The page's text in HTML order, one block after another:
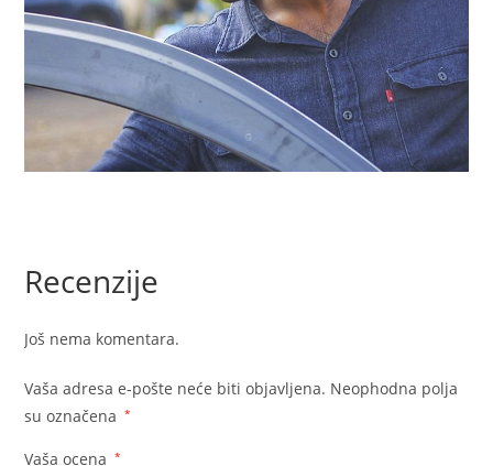
Recenzije
Još nema komentara.
Vaša adresa e-pošte neće biti objavljena. Neophodna polja
su označena
*
Vaša ocena *